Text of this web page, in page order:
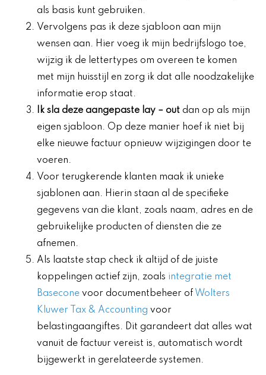
als basis kunt gebruiken.
Vervolgens pas ik deze sjabloon aan mijn
wensen aan. Hier voeg ik mijn bedrijfslogo toe,
wijzig ik de lettertypes om overeen te komen
met mijn huisstijl en zorg ik dat alle noodzakelijke
informatie erop staat.
Ik sla deze aangepaste lay – out dan op als mijn
eigen sjabloon. Op deze manier hoef ik niet bij
elke nieuwe factuur opnieuw wijzigingen door te
voeren.
Voor terugkerende klanten maak ik unieke
sjablonen aan. Hierin staan al de specifieke
gegevens van die klant, zoals naam, adres en de
gebruikelijke producten of diensten die ze
afnemen.
Als laatste stap check ik altijd of de juiste
koppelingen actief zijn, zoals integratie met
Basecone voor documentbeheer of Wolters
Kluwer Tax & Accounting voor
belastingaangiftes. Dit garandeert dat alles wat
vanuit de factuur vereist is, automatisch wordt
bijgewerkt in gerelateerde systemen.